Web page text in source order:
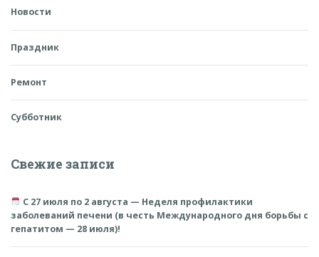
Новости
Праздник
Ремонт
Субботник
Свежие записи
С 27 июля по 2 августа — Неделя профилактики
заболеваний печени (в честь Международного дня борьбы с
гепатитом — 28 июля)!